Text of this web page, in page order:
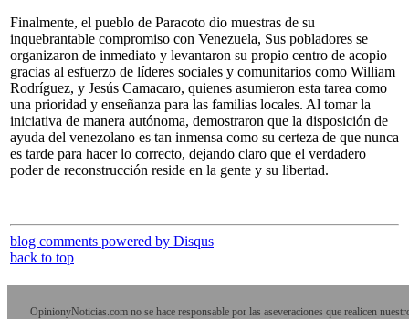
Finalmente, el pueblo de Paracoto dio muestras de su
inquebrantable compromiso con Venezuela, Sus pobladores se
organizaron de inmediato y levantaron su propio centro de acopio
gracias al esfuerzo de líderes sociales y comunitarios como William
Rodríguez, y Jesús Camacaro, quienes asumieron esta tarea como
una prioridad y enseñanza para las familias locales. Al tomar la
iniciativa de manera autónoma, demostraron que la disposición de
ayuda del venezolano es tan inmensa como su certeza de que nunca
es tarde para hacer lo correcto, dejando claro que el verdadero
poder de reconstrucción reside en la gente y su libertad.
blog comments powered by Disqus
back to top
OpinionyNoticias.com no se hace responsable por las aseveraciones que realicen